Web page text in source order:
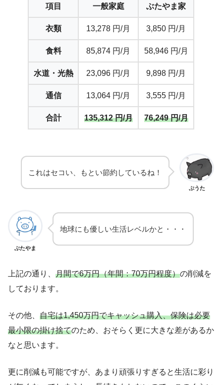
項目 一般家庭 ぶたやま家
衣類 13,278 円/月 3,850 円/月
食料 85,874 円/月 58,946 円/月
水道・光熱 23,096 円/月 9,898 円/月
通信 13,064 円/月 3,555 円/月
合計 135,312 円/月 76,249 円/月
ぷうた
これはセコい、もとい節約しているね！
ぶたやま
地球にも優しい生活レベルかと・・・
上記の通り、 月間で6万円（年間：70万円程度）の削減を
しております。
その他、 自宅は1,450万円でキャッシュ購入、保険は必要
最小限の掛け捨てのため、おそらく更に大きな差があるか
なと思います。
更に削減も可能ですが、あまり頑張りすぎると生活に彩り